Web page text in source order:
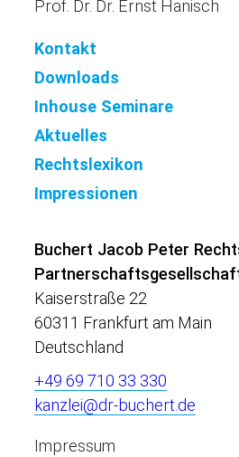
Prof. Dr. Dr. Ernst Hanisch
Kontakt
Downloads
Inhouse Seminare
Aktuelles
Rechtslexikon
Impressionen
Buchert Jacob Peter
Kaiserstraße 22
60311 Frankfurt am Main
Deutschland
+49 69 710 33 330
kanzlei@dr-buchert.de
Impressum